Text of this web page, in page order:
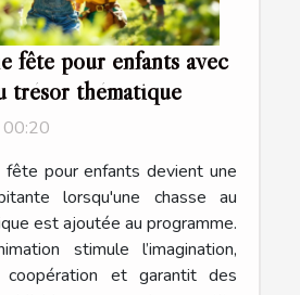
fête pour enfants avec
trésor thématique
fête pour enfants devient une
lorsqu'une chasse au
est ajoutée au programme.
stimule l’imagination,
coopération et garantit des